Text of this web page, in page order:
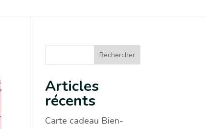
Rechercher
Articles
récents
Carte cadeau Bien-